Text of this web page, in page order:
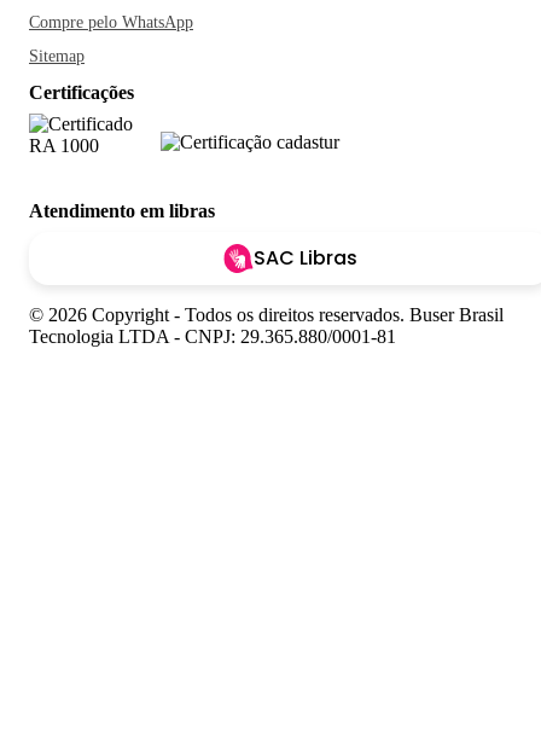
Compre pelo WhatsApp
Sitemap
Certificações
Atendimento em libras
SAC Libras
© 2026 Copyright - Todos os direitos reservados. Buser Brasil
Tecnologia LTDA - CNPJ: 29.365.880/0001-81